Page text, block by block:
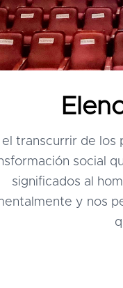
el transcurrir de los
social
significados al
y nos